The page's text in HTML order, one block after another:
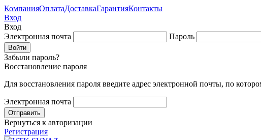
КомпанияОплатаДоставкаГарантияКонтакты
Вход
Вход
Электронная почта
Пароль
Забыли пароль?
Восстановление пароля
Для восстановления пароля введите адрес электронной почты, по
Электронная почта
Вернуться к авторизации
Регистрация